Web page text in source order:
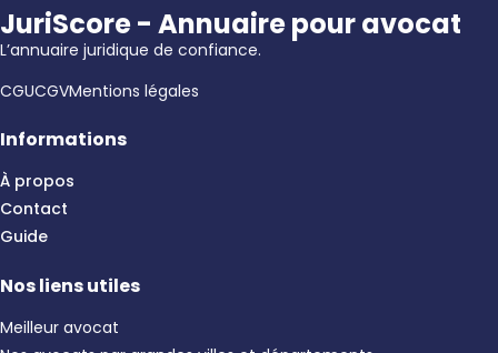
JuriScore - Annuaire pour avocat
L’annuaire juridique de confiance.
CGUCGVMentions légales
Informations
À propos
Contact
Guide
Nos liens utiles
Meilleur avocat